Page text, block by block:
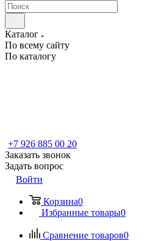
Каталог
По всему сайту
По каталогу
+7 926 885 00 20
Заказать звонок
Задать вопрос
Войти
Корзина0
Избранные товары0
Сравнение товаров0